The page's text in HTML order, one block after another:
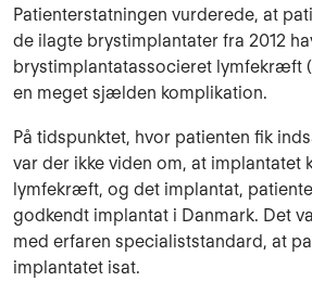
Patienterstatningen vurderede, at
de ilagte brystimplantater fra 2012
brystimplantatassocieret lymfekræft
en meget sjælden komplikation.
På tidspunktet, hvor patienten fik
var der ikke viden om, at implantatet
lymfekræft, og det implantat,
godkendt implantat i Danmark. Det
med erfaren specialiststandard, at
implantatet isat.